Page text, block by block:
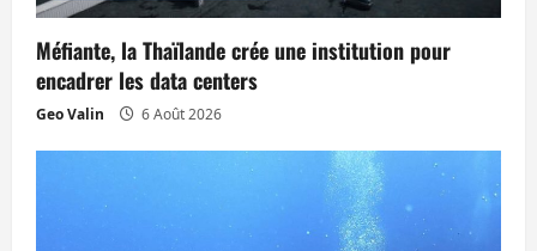
a
r
t
Méfiante, la Thaïlande crée une institution pour
encadrer les data centers
Geo Valin 6 Août 2026